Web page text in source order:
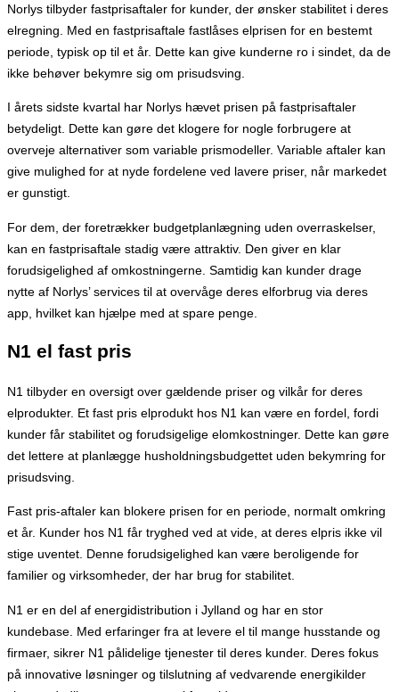
Norlys tilbyder fastprisaftaler for kunder, der ønsker stabilitet i deres
elregning. Med en fastprisaftale fastlåses elprisen for en bestemt
periode, typisk op til et år. Dette kan give kunderne ro i sindet, da de
ikke behøver bekymre sig om prisudsving.
I årets sidste kvartal har Norlys hævet prisen på fastprisaftaler
betydeligt. Dette kan gøre det klogere for nogle forbrugere at
overveje alternativer som variable prismodeller. Variable aftaler kan
give mulighed for at nyde fordelene ved lavere priser, når markedet
er gunstigt.
For dem, der foretrækker budgetplanlægning uden overraskelser,
kan en fastprisaftale stadig være attraktiv. Den giver en klar
forudsigelighed af omkostningerne. Samtidig kan kunder drage
nytte af Norlys’ services til at overvåge deres elforbrug via deres
app, hvilket kan hjælpe med at spare penge.
N1 el fast pris
N1 tilbyder en oversigt over gældende priser og vilkår for deres
elprodukter. Et fast pris elprodukt hos N1 kan være en fordel, fordi
kunder får stabilitet og forudsigelige elomkostninger. Dette kan gøre
det lettere at planlægge husholdningsbudgettet uden bekymring for
prisudsving.
Fast pris-aftaler kan blokere prisen for en periode, normalt omkring
et år. Kunder hos N1 får tryghed ved at vide, at deres elpris ikke vil
stige uventet. Denne forudsigelighed kan være beroligende for
familier og virksomheder, der har brug for stabilitet.
N1 er en del af energidistribution i Jylland og har en stor
kundebase. Med erfaringer fra at levere el til mange husstande og
firmaer, sikrer N1 pålidelige tjenester til deres kunder. Deres fokus
på innovative løsninger og tilslutning af vedvarende energikilder